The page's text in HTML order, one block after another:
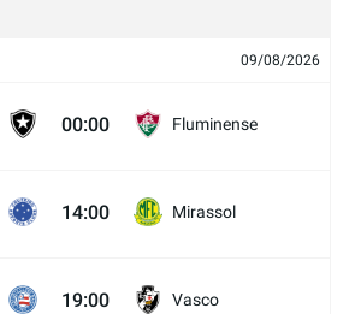
09/08/2026
00:00 Fluminense
14:00 Mirassol
19:00 Vasco